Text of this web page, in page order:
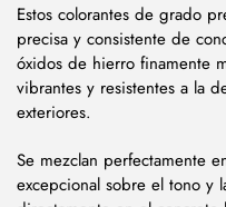
Estos colorantes de grado
precisa y consistente de
óxidos de hierro finamente
vibrantes y resistentes a la
exteriores.
Se mezclan perfectamente
excepcional sobre el tono y